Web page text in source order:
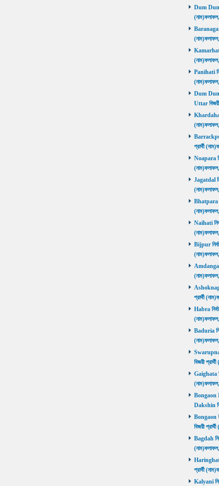
Dum Dum
Baranagar
Kamarhati
Panihati
Dum Dum
Uttar
Khardaha
Barrackpur
প্রার্থী
Noapara
Jagatdal
Bhatpara
Naihati
Bijpur
Amdanga
প্রার্থী
Habra
Baduria
বিজয়ী
Gaighata
Bongaon
Dakshin
Bongaon
বিজয়ী
Bagdah
Haringhata
প্রার্থী
Kalyani